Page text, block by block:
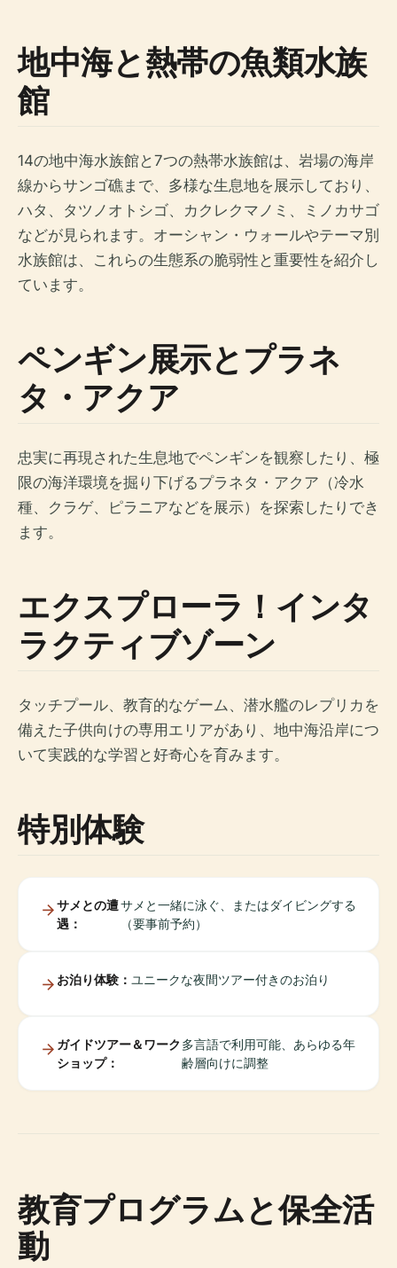
地中海と熱帯の魚類水族
館
14の地中海水族館と7つの熱帯水族館は、岩場の海岸
線からサンゴ礁まで、多様な生息地を展示しており、
ハタ、タツノオトシゴ、カクレクマノミ、ミノカサゴ
などが見られます。オーシャン・ウォールやテーマ別
水族館は、これらの生態系の脆弱性と重要性を紹介し
ています。
ペンギン展示とプラネ
タ・アクア
忠実に再現された生息地でペンギンを観察したり、極
限の海洋環境を掘り下げるプラネタ・アクア（冷水
種、クラゲ、ピラニアなどを展示）を探索したりでき
ます。
エクスプローラ！インタ
ラクティブゾーン
タッチプール、教育的なゲーム、潜水艦のレプリカを
備えた子供向けの専用エリアがあり、地中海沿岸につ
いて実践的な学習と好奇心を育みます。
特別体験
サメとの遭
遇：
サメと一緒に泳ぐ、またはダイビングする
（要事前予約）
お泊り体験： ユニークな夜間ツアー付きのお泊り
ガイドツアー＆ワーク
ショップ：
多言語で利用可能、あらゆる年
齢層向けに調整
教育プログラムと保全活
動